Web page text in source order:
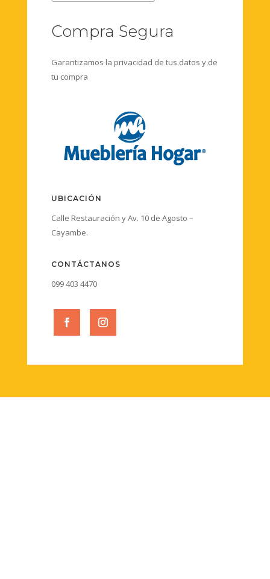
Compra Segura
Garantizamos la privacidad de tus datos y de
tu compra
UBICACIÓN
Calle Restauración y Av. 10 de Agosto –
Cayambe.
CONTÁCTANOS
099 403 4470